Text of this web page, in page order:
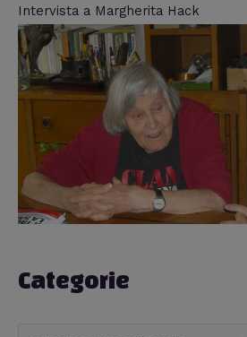
Intervista a Margherita Hack
Categorie